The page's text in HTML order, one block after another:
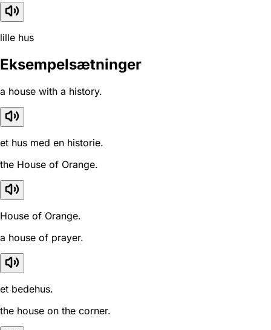
lille hus
Eksempelsætninger
a house with a history.
et hus med en historie.
the House of Orange.
House of Orange.
a house of prayer.
et bedehus.
the house on the corner.